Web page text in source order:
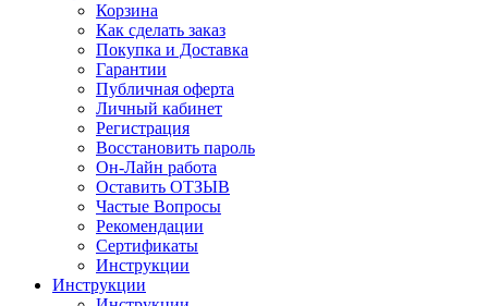
Корзина
Как сделать заказ
Покупка и Доставка
Гарантии
Публичная оферта
Личный кабинет
Регистрация
Восстановить пароль
Он-Лайн работа
Оставить ОТЗЫВ
Частые Вопросы
Рекомендации
Сертификаты
Инструкции
Инструкции